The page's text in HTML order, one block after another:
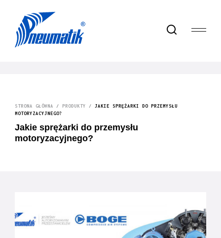
STRONA GŁÓWNA / PRODUKTY / JAKIE SPRĘŻARKI DO PRZEMYSŁU
MOTORYZACYJNEGO?
Jakie sprężarki do przemysłu
motoryzacyjnego?